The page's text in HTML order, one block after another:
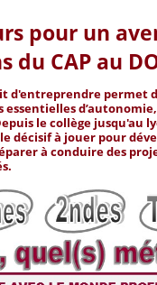
pour un
CAP au
d'entreprendre permet
essentielles
le collège jusqu'au
décisif à jouer pour
à conduire des